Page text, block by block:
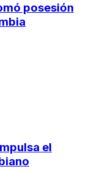
posesión
el